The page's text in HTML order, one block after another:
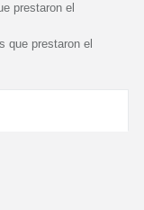
prestaron el
que prestaron el